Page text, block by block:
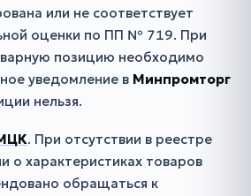
или не соответствует
оценки по ПП № 719. При
позицию необходимо
уведомление в Минпромторг
нельзя.
. При отсутствии в реестре
о характеристиках товаров
обращаться к